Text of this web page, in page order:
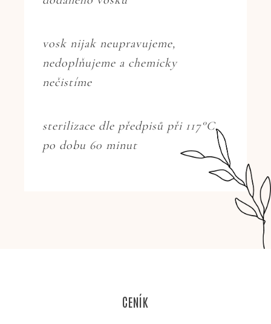
vosk nijak neupravujeme,
nedoplňujeme a chemicky
nečistíme
sterilizace dle předpisů při 117°C
po dobu 60 minut
CENÍK